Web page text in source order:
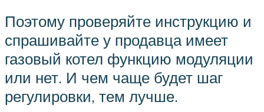
Поэтому проверяйте инструкцию и
спрашивайте у продавца имеет
газовый котел функцию модуляции
или нет. И чем чаще будет шаг
регулировки, тем лучше.